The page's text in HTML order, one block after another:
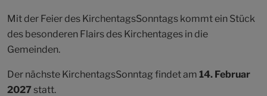
Mit der Feier des KirchentagsSonntags kommt ein Stück
des besonderen Flairs des Kirchentages in die
Gemeinden.
Der nächste KirchentagsSonntag findet am 14. Februar
2027statt.